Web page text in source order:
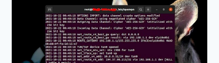
事-
SKILFULNESS-
UPAYA